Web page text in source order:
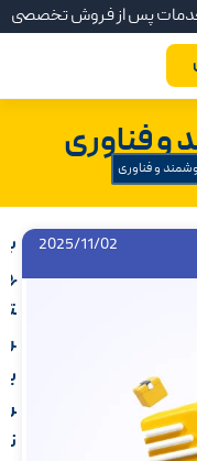
پس از فروش تخصصی
و فناوری
و فناوری
2025/11/02
ب
ه
ت
ر
ی
ن
ن